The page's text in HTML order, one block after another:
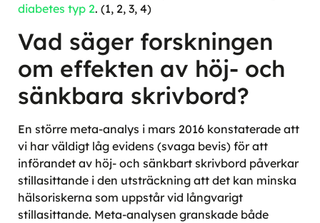
diabetes typ 2. (1, 2, 3, 4)
Vad säger forskningen
om effekten av höj- och
sänkbara skrivbord?
En större meta-analys i mars 2016 konstaterade att
vi har väldigt låg evidens (svaga bevis) för att
införandet av höj- och sänkbart skrivbord påverkar
stillasittande i den utsträckning att det kan minska
hälsoriskerna som uppstår vid långvarigt
stillasittande. Meta-analysen granskade både